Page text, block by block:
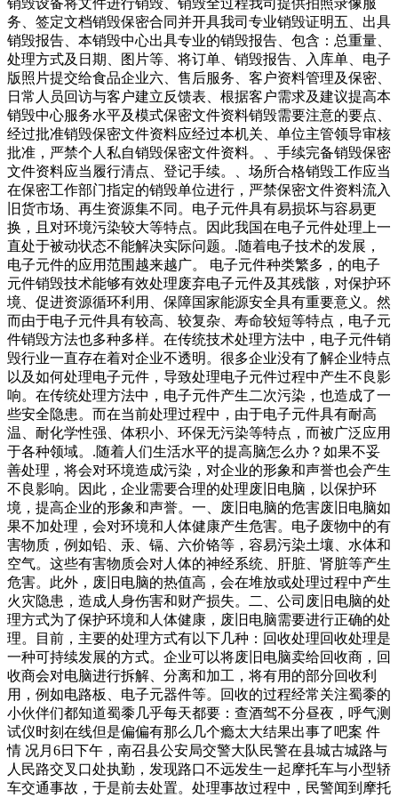
销毁设备将文件进行销毁、销毁全过程我司提供拍照录像服
务、签定文档销毁保密合同并开具我司专业销毁证明五、出具
销毁报告、本销毁中心出具专业的销毁报告、包含：总重量、
处理方式及日期、图片等、将订单、销毁报告、入库单、电子
版照片提交给食品企业六、售后服务、客户资料管理及保密、
日常人员回访与客户建立反馈表、根据客户需求及建议提高本
销毁中心服务水平及模式保密文件资料销毁需要注意的要点、
经过批准销毁保密文件资料应经过本机关、单位主管领导审核
批准，严禁个人私自销毁保密文件资料。、手续完备销毁保密
文件资料应当履行清点、登记手续。、场所合格销毁工作应当
在保密工作部门指定的销毁单位进行，严禁保密文件资料流入
旧货市场、再生资源集不同。电子元件具有易损坏与容易更
换，且对环境污染较大等特点。因此我国在电子元件处理上一
直处于被动状态不能解决实际问题。.随着电子技术的发展，
电子元件的应用范围越来越广。 电子元件种类繁多，的电子
元件销毁技术能够有效处理废弃电子元件及其残骸，对保护环
境、促进资源循环利用、保障国家能源安全具有重要意义。然
而由于电子元件具有较高、较复杂、寿命较短等特点，电子元
件销毁方法也多种多样。在传统技术处理方法中，电子元件销
毁行业一直存在着对企业不透明。很多企业没有了解企业特点
以及如何处理电子元件，导致处理电子元件过程中产生不良影
响。在传统处理方法中，电子元件产生二次污染，也造成了一
些安全隐患。而在当前处理过程中，由于电子元件具有耐高
温、耐化学性强、体积小、环保无污染等特点，而被广泛应用
于各种领域。.随着人们生活水平的提高脑怎么办？如果不妥
善处理，将会对环境造成污染，对企业的形象和声誉也会产生
不良影响。因此，企业需要合理的处理废旧电脑，以保护环
境，提高企业的形象和声誉。一、废旧电脑的危害废旧电脑如
果不加处理，会对环境和人体健康产生危害。电子废物中的有
害物质，例如铅、汞、镉、六价铬等，容易污染土壤、水体和
空气。这些有害物质会对人体的神经系统、肝脏、肾脏等产生
危害。此外，废旧电脑的热值高，会在堆放或处理过程中产生
火灾隐患，造成人身伤害和财产损失。二、公司废旧电脑的处
理方式为了保护环境和人体健康，废旧电脑需要进行正确的处
理。目前，主要的处理方式有以下几种：回收处理回收处理是
一种可持续发展的方式。企业可以将废旧电脑卖给回收商，回
收商会对电脑进行拆解、分离和加工，将有用的部分回收利
用，例如电路板、电子元器件等。回收的过程经常关注蜀黍的
小伙伴们都知道蜀黍几乎每天都要：查酒驾不分昼夜，呼气测
试仪时刻在线但是偏偏有那么几个瘾太大结果出事了吧案 件
情 况月6日下午，南召县公安局交警大队民警在县城古城路与
人民路交叉口处执勤，发现路口不远发生一起摩托车与小型轿
车交通事故，于是前去处置。处理事故过程中，民警闻到摩托